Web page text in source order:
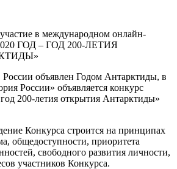
в международном онлайн-
ГОД – ГОД 200-ЛЕТИЯ
объявлен Годом Антарктиды, в
России» объявляется конкурс
200-летия открытия Антарктиды»
Конкурса строится на принципах
общедоступности, приоритета
свободного развития личности,
участников Конкурса.